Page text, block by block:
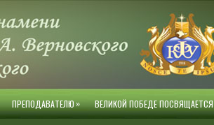
ПРЕПОДАВАТЕЛЮ» ВЕЛИКОЙ ПОБЕДЕ ПОСВЯЩАЕТСЯ